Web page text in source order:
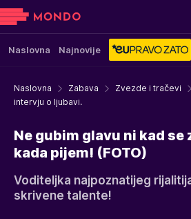
Naslovna Najnovije
Naslovna Zabava Zvezde i tračevi
intervju o ljubavi.
Ne gubim glavu ni kad se
kada pijem! (FOTO)
Voditeljka najpoznatijeg
skrivene talente!